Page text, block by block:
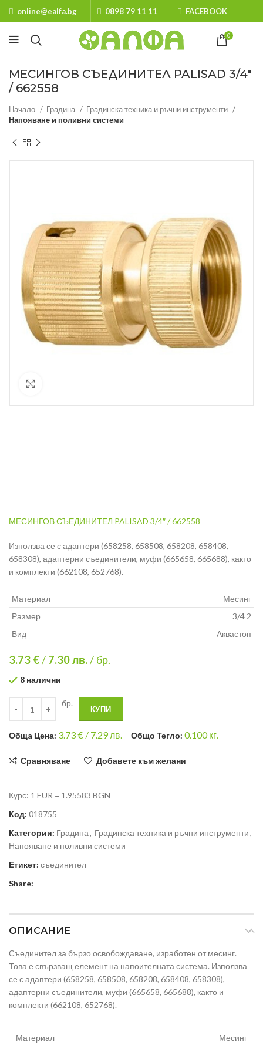
online@ealfa.bg 0898 79 11 11 FACEBOOK
0
МЕСИНГОВ СЪЕДИНИТЕЛ PALISAD 3/4″
/ 662558
Начало Градина
Градинска техника и ръчни инструменти
Напояване и поливни системи
МЕСИНГОВ СЪЕДИНИТЕЛ PALISAD 3/4″ / 662558
Използва се с адаптери (658258, 658508, 658208, 658408,
658308), адаптерни съединители, муфи (665658, 665688), както
и комплекти (662108, 652768).
Материал
Месинг
Размер
3/4 2
Вид
Аквастоп
3.73 €/ 7.30лв./ бр.
8 налични
бр.
КУПИ
Общa Цена: 3.73€ / 7.29 лв. Общо Тегло: 0.100кг.
Сравняване Добавете към желани
Курс: 1 EUR = 1.95583 BGN
Код: 018755
Категории: Градина, Градинска техника и ръчни инструменти,
Напояване и поливни системи
Етикет: съединител
Share:
ОПИСАНИЕ
Съединител за бързо освобождаване, изработен от месинг.
Това е свързващ елемент на напоителната система. Използва
се с адаптери (658258, 658508, 658208, 658408, 658308),
адаптерни съединители, муфи (665658, 665688), както и
комплекти (662108, 652768).
Материал Месинг